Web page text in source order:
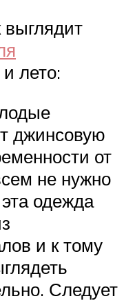
и лето:
джинсовую
от
не нужно
эта одежда
и к тому
Следует